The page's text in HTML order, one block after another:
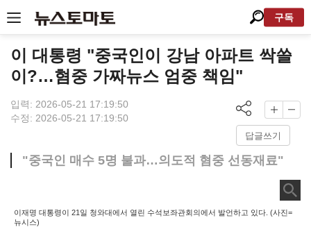
구독
이 대통령 "중국인이 강남 아파트 싹쓸
이?…혐중 가짜뉴스 엄중 책임"
입력: 2026-05-21 17:19:50
수정: 2026-05-21 17:19:50
답글쓰기
"중국인 매수 5명 불과…의도적 혐중 선동재료"
이재명 대통령이 21일 청와대에서 열린 수석보좌관회의에서 발언하고 있다. (사진=
뉴시스)